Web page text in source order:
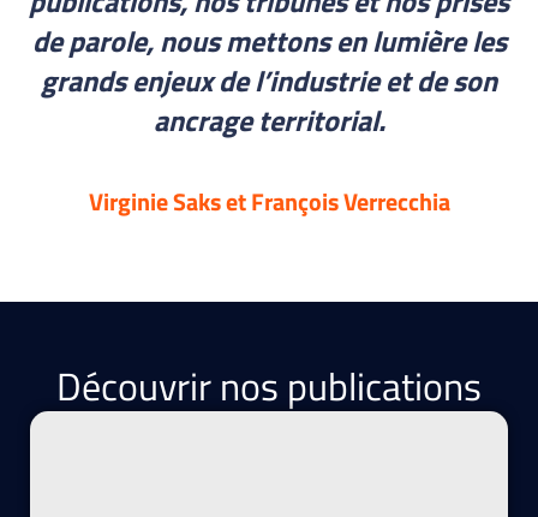
de parole, nous mettons en lumière les
grands enjeux de l’industrie et de son
ancrage territorial.​
Virginie Saks et François Verrecchia
Découvrir nos publications